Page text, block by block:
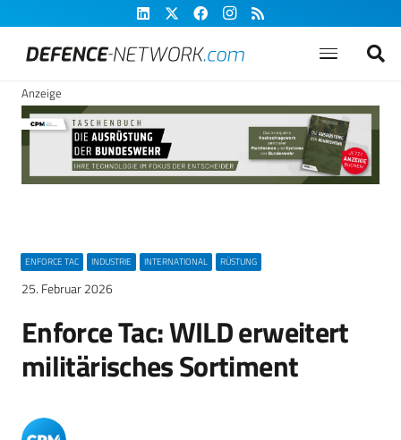
Anzeige
ENFORCE TAC INDUSTRIE INTERNATIONAL RÜSTUNG
25. Februar 2026
Enforce Tac: WILD erweitert
militärisches Sortiment